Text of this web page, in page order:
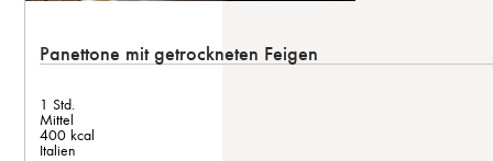
Panettone mit getrockneten Feigen
1 Std.
Mittel
400 kcal
Italien